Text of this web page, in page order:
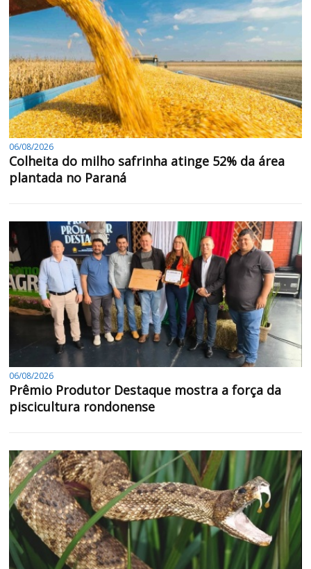
06/08/2026
Colheita do milho safrinha atinge 52% da área
plantada no Paraná
06/08/2026
Prêmio Produtor Destaque mostra a força da
piscicultura rondonense